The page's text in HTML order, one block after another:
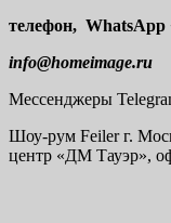
телефон, WhatsApp
info@homeimage.ru
Мессенджеры
Шоу-рум Feiler г.
центр «ДМ Тауэр»,